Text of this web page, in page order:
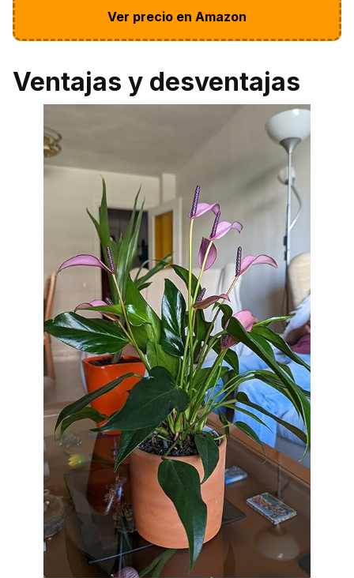
Ver precio en Amazon
Ventajas y desventajas